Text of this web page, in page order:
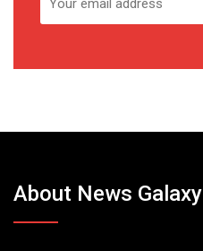
About News Galaxy